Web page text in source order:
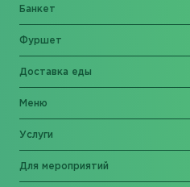
Банкет
Фуршет
Доставка еды
Меню
Услуги
Для мероприятий